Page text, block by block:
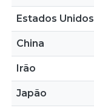
Estados Unidos
China
Irão
Japão